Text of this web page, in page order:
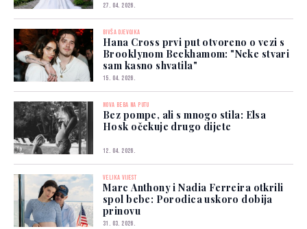
27. 04. 2026.
BIVŠA DJEVOJKA
Hana Cross prvi put otvoreno o vezi s
Brooklynom Beckhamom: "Neke stvari
sam kasno shvatila"
15. 04. 2026.
NOVA BEBA NA PUTU
Bez pompe, ali s mnogo stila: Elsa
Hosk očekuje drugo dijete
12. 04. 2026.
VELIKA VIJEST
Marc Anthony i Nadia Ferreira otkrili
spol bebe: Porodica uskoro dobija
prinovu
31. 03. 2026.